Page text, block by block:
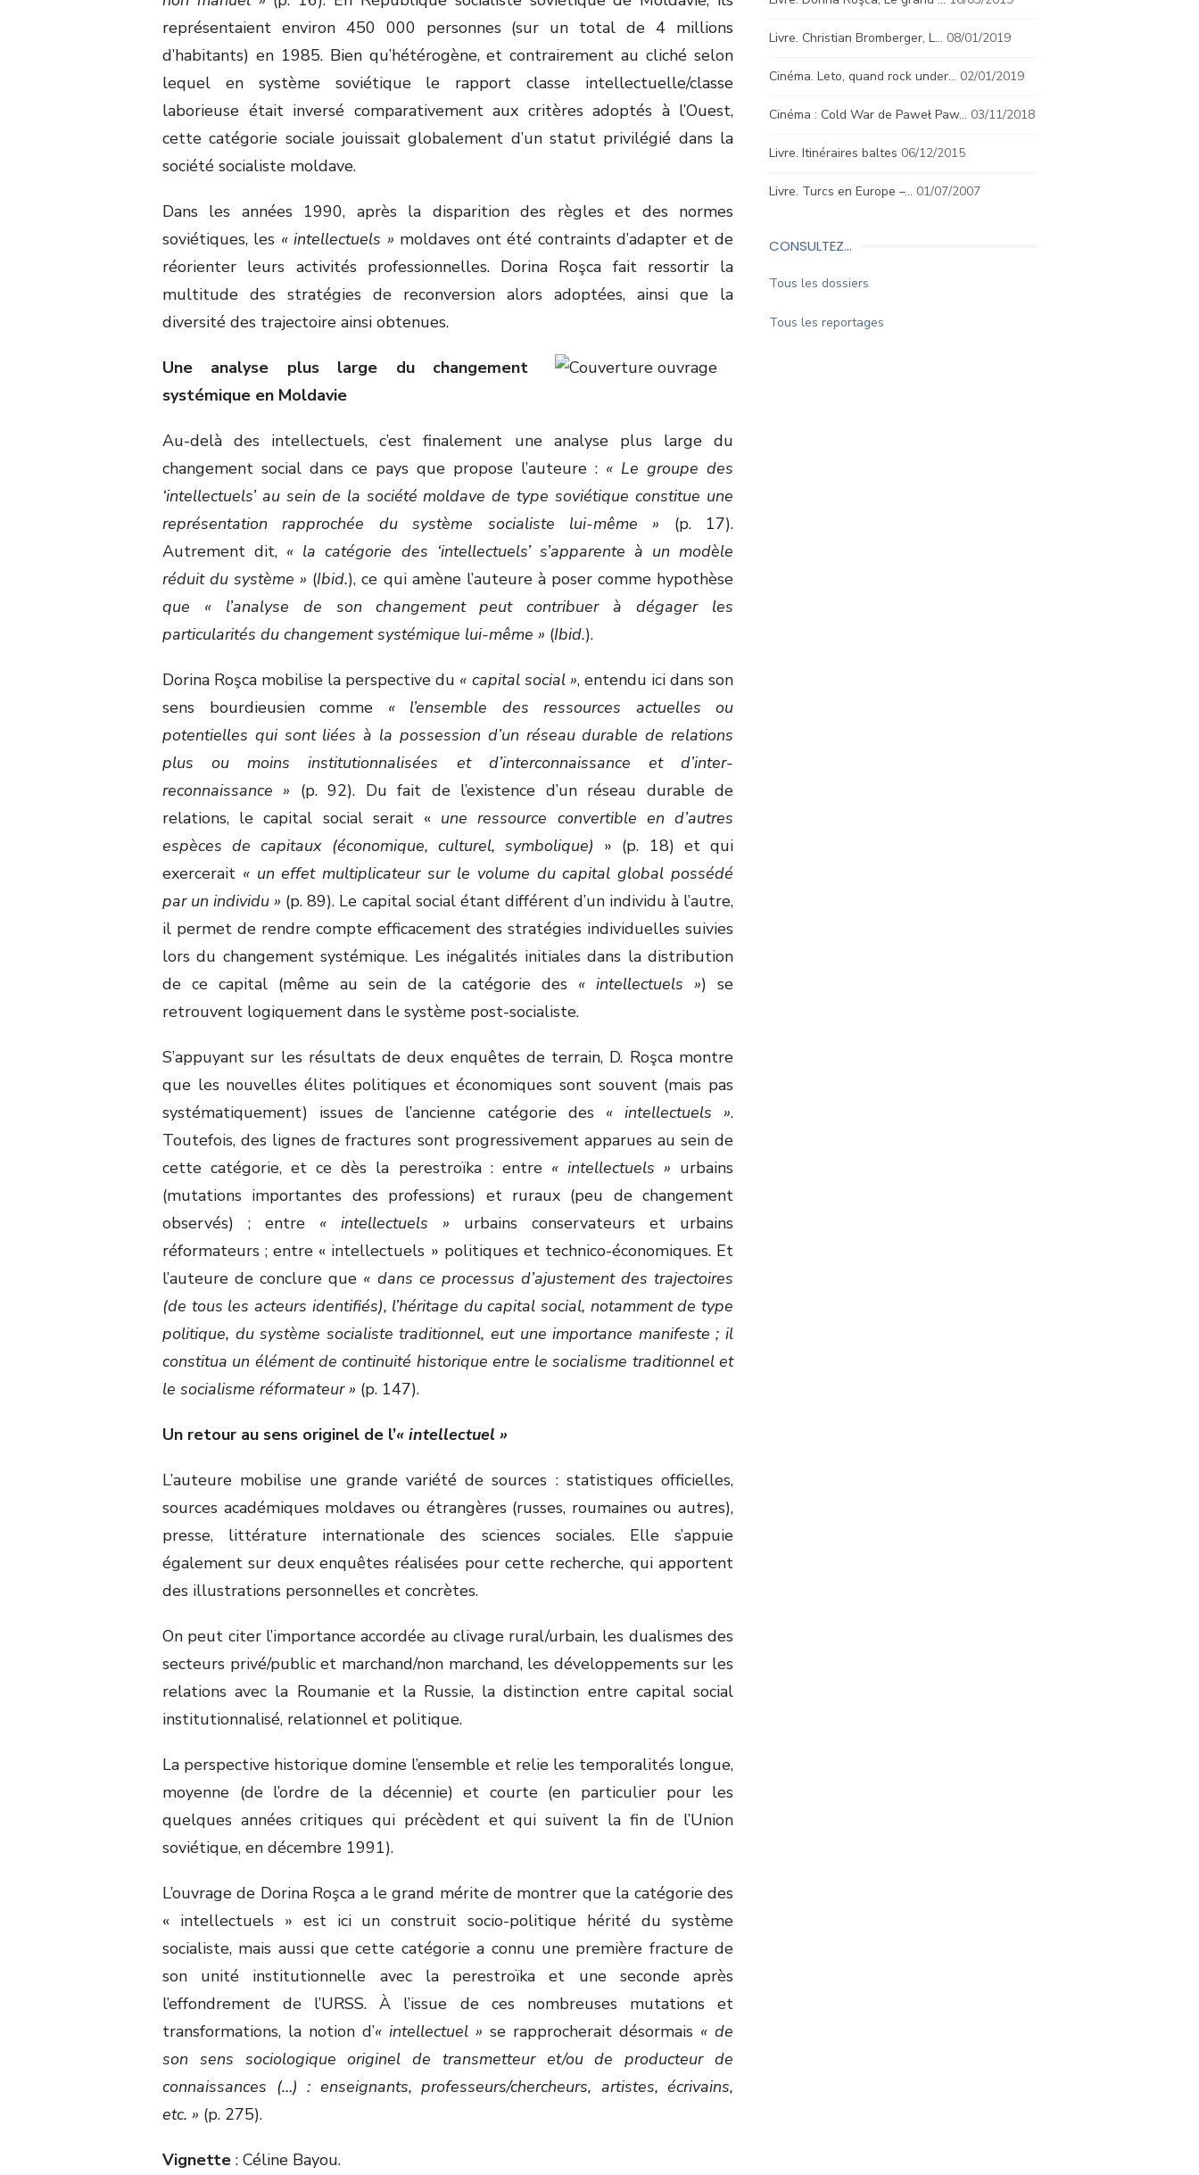
représentaient environ 450 000 personnes (sur un total de 4 millions
d’habitants) en 1985. Bien qu’hétérogène, et contrairement au cliché selon
lequel en système soviétique le rapport classe intellectuelle/classe
laborieuse était inversé comparativement aux critères adoptés à l’Ouest,
cette catégorie sociale jouissait globalement d’un statut privilégié dans la
société socialiste moldave.
Dans les années 1990, après la disparition des règles et des normes
soviétiques, les « intellectuels » moldaves ont été contraints d’adapter et de
réorienter leurs activités professionnelles. Dorina Roşca fait ressortir la
multitude des stratégies de reconversion alors adoptées, ainsi que la
diversité des trajectoire ainsi obtenues.
Une analyse plus large du changement
systémique en Moldavie
Au-delà des intellectuels, c’est finalement une analyse plus large du
changement social dans ce pays que propose l’auteure : « Le groupe des
‘intellectuels’ au sein de la société moldave de type soviétique constitue une
représentation rapprochée du système socialiste lui-même » (p. 17).
Autrement dit, « la catégorie des ‘intellectuels’ s’apparente à un modèle
réduit du système » (Ibid.), ce qui amène l’auteure à poser comme hypothèse
que « l’analyse de son changement peut contribuer à dégager les
particularités du changement systémique lui-même » (Ibid.).
Dorina Roşca mobilise la perspective du « capital social », entendu ici dans son
sens bourdieusien comme « l’ensemble des ressources actuelles ou
potentielles qui sont liées à la possession d’un réseau durable de relations
plus ou moins institutionnalisées et d’interconnaissance et d’inter-
reconnaissance » (p. 92). Du fait de l’existence d’un réseau durable de
relations, le capital social serait « une ressource convertible en d’autres
espèces de capitaux (économique, culturel, symbolique) » (p. 18) et qui
exercerait « un effet multiplicateur sur le volume du capital global possédé
par un individu » (p. 89). Le capital social étant différent d’un individu à l’autre,
il permet de rendre compte efficacement des stratégies individuelles suivies
lors du changement systémique. Les inégalités initiales dans la distribution
de ce capital (même au sein de la catégorie des « intellectuels ») se
retrouvent logiquement dans le système post-socialiste.
S’appuyant sur les résultats de deux enquêtes de terrain, D. Roşca montre
que les nouvelles élites politiques et économiques sont souvent (mais pas
systématiquement) issues de l’ancienne catégorie des « intellectuels ».
Toutefois, des lignes de fractures sont progressivement apparues au sein de
cette catégorie, et ce dès la perestroïka : entre « intellectuels » urbains
(mutations importantes des professions) et ruraux (peu de changement
observés) ; entre « intellectuels » urbains conservateurs et urbains
réformateurs ; entre « intellectuels » politiques et technico-économiques. Et
l’auteure de conclure que « dans ce processus d’ajustement des trajectoires
(de tous les acteurs identifiés), l’héritage du capital social, notamment de type
politique, du système socialiste traditionnel, eut une importance manifeste ; il
constitua un élément de continuité historique entre le socialisme traditionnel et
le socialisme réformateur » (p. 147).
Un retour au sens originel de l’« intellectuel »
L’auteure mobilise une grande variété de sources : statistiques officielles,
sources académiques moldaves ou étrangères (russes, roumaines ou autres),
presse, littérature internationale des sciences sociales. Elle s’appuie
également sur deux enquêtes réalisées pour cette recherche, qui apportent
des illustrations personnelles et concrètes.
On peut citer l’importance accordée au clivage rural/urbain, les dualismes des
secteurs privé/public et marchand/non marchand, les développements sur les
relations avec la Roumanie et la Russie, la distinction entre capital social
institutionnalisé, relationnel et politique.
La perspective historique domine l’ensemble et relie les temporalités longue,
moyenne (de l’ordre de la décennie) et courte (en particulier pour les
quelques années critiques qui précèdent et qui suivent la fin de l’Union
soviétique, en décembre 1991).
L’ouvrage de Dorina Roşca a le grand mérite de montrer que la catégorie des
« intellectuels » est ici un construit socio-politique hérité du système
socialiste, mais aussi que cette catégorie a connu une première fracture de
son unité institutionnelle avec la perestroïka et une seconde après
l’effondrement de l’URSS. À l’issue de ces nombreuses mutations et
transformations, la notion d’« intellectuel » se rapprocherait désormais « de
son sens sociologique originel de transmetteur et/ou de producteur de
connaissances (…) : enseignants, professeurs/chercheurs, artistes, écrivains,
etc. » (p. 275).
Vignette : Céline Bayou.
Livre. Christian Bromberger, L… 08/01/2019
Cinéma. Leto, quand rock under… 02/01/2019
Cinéma : Cold War de Paweł Paw… 03/11/2018
Livre. Itinéraires baltes 06/12/2015
Livre. Turcs en Europe –… 01/07/2007
CONSULTEZ…
Tous les dossiers
Tous les reportages